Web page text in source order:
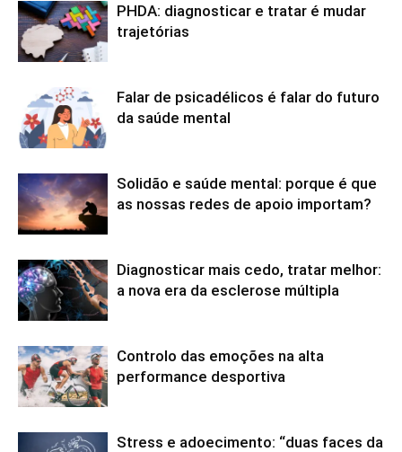
PHDA: diagnosticar e tratar é mudar
trajetórias
Falar de psicadélicos é falar do futuro
da saúde mental
Solidão e saúde mental: porque é que
as nossas redes de apoio importam?
Diagnosticar mais cedo, tratar melhor:
a nova era da esclerose múltipla
Controlo das emoções na alta
performance desportiva
Stress e adoecimento: “duas faces da